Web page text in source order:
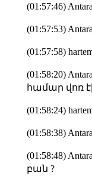
(01:57:46)
(01:57:53)
(01:57:58)
(01:58:20)
համար վոռ
(01:58:24)
(01:58:38)
(01:58:48)
բան ?